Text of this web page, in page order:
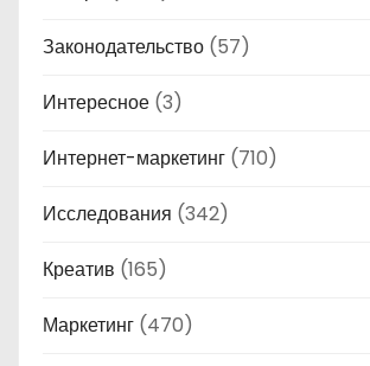
Законодательство (57)
Интересное (3)
Интернет-маркетинг (710)
Исследования (342)
Креатив (165)
Маркетинг (470)